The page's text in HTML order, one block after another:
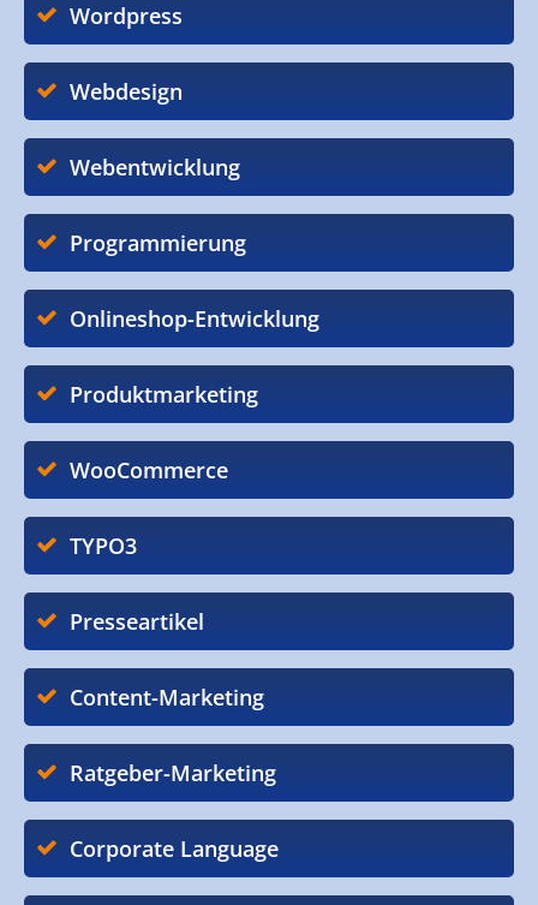
Wordpress
Webdesign
Webentwicklung
Programmierung
Onlineshop-Entwicklung
Produktmarketing
WooCommerce
TYPO3
Presseartikel
Content-Marketing
Ratgeber-Marketing
Corporate Language